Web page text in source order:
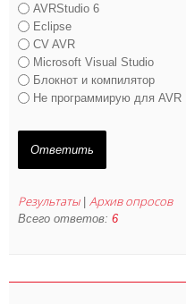
AVRStudio 6
Eclipse
CV AVR
Microsoft Visual Studio
Блокнот и компилятор
Не программирую для AVR
Результаты| Архив опросов
Всего ответов: 6